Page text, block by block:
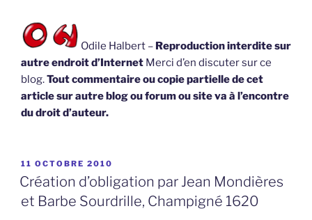
Odile Halbert – Reproduction interdite sur
autre endroit d’Internet Merci d’en discuter sur ce
blog.Tout commentaire ou copie partielle de cet
article sur autre blog ou forum ou site va à l’encontre
du droit d’auteur.
PUBLIÉ
LE
11 OCTOBRE 2010
Création d’obligation par Jean Mondières
et Barbe Sourdrille, Champigné 1620